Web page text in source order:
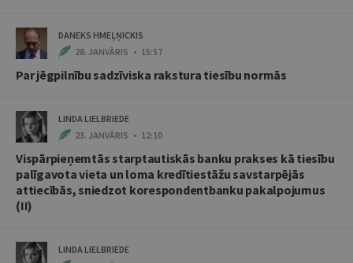
DANEKS HMEĻŅICKIS
28. JANVĀRIS • 15:57
Par jēgpilnību sadzīviska rakstura tiesību normās
LINDA LIELBRIEDE
23. JANVĀRIS • 12:10
Vispārpieņemtās starptautiskās banku prakses kā tiesību
palīgavota vieta un loma kredītiestāžu savstarpējās
attiecībās, sniedzot korespondentbanku pakalpojumus
(II)
LINDA LIELBRIEDE